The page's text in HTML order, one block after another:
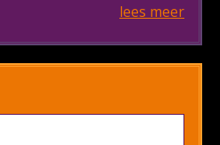
lees meer